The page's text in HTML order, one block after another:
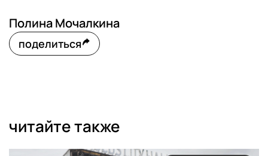
Полина Мочалкина
поделиться
читайте также